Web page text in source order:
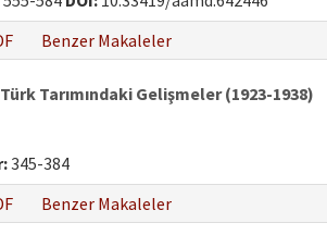
Benzer Makaleler
Tarımındaki Gelişmeler (1923-1938)
345-384
Benzer Makaleler